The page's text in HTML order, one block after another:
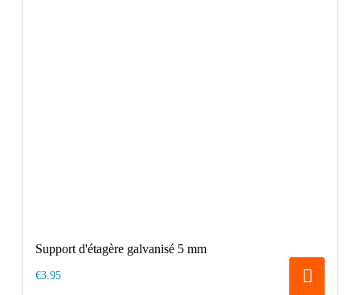
Support d'étagère galvanisé 5 mm
€3.95